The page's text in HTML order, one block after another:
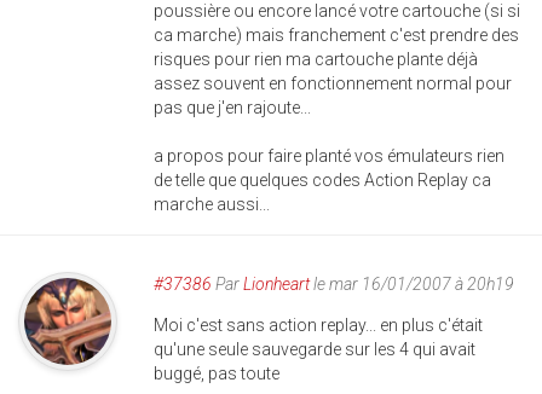
poussière ou encore lancé votre cartouche (si si
ca marche) mais franchement c'est prendre des
risques pour rien ma cartouche plante déjà
assez souvent en fonctionnement normal pour
pas que j'en rajoute...
a propos pour faire planté vos émulateurs rien
de telle que quelques codes Action Replay ca
marche aussi...
#37386 ParLionheartle mar 16/01/2007 à 20h19
Moi c'est sans action replay... en plus c'était
qu'une seule sauvegarde sur les 4 qui avait
buggé, pas toute